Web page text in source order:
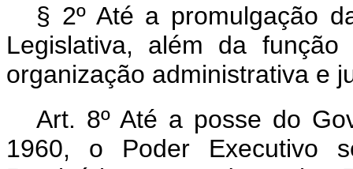
§ 2º Até a promulgação
Legislativa, além da
organização administrativa e
Art. 8º Até a posse do
1960, o Poder Executivo